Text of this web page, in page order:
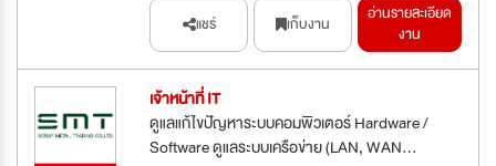
แชร์ เก็บงาน
อ่านรายละเอียด
งาน
เจ้าหน้าที่ IT
ดูแลแก้ไขปัญหาระบบคอมพิวเตอร์ Hardware /
Software ดูแลระบบเครือข่าย (LAN, WAN...